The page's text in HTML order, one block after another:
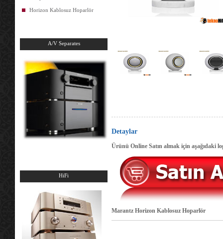
Horizon Kablosuz Hoparlör
A/V Separates
HiFi
Detaylar
Ürünü Online Satın almak için aşağıdaki
Marantz Horizon Kablosuz Hoparlör